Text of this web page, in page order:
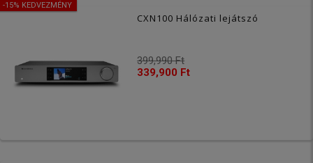
-15% KEDVEZMÉNY
CXN100 Hálózati lejátszó
399,990 Ft
339,900 Ft